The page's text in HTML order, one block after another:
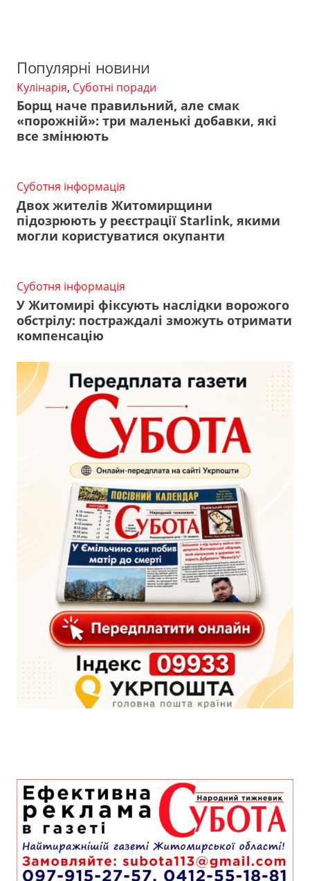
Популярні новини
Кулінарія, Суботні поради
Борщ наче правильний, але смак
«порожній»: три маленькі добавки, які
все змінюють
Суботня інформація
Двох жителів Житомирщини
підозрюють у реєстрації Starlink, якими
могли користуватися окупанти
Суботня інформація
У Житомирі фіксують наслідки ворожого
обстрілу: постраждалі зможуть отримати
компенсацію